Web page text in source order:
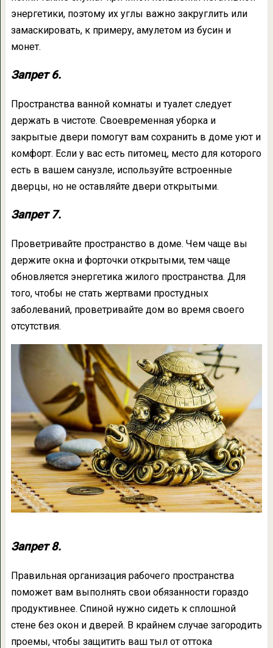
энергетики, поэтому их углы важно закруглить или
замаскировать, к примеру, амулетом из бусин и
монет.
Запрет 6.
Пространства ванной комнаты и туалет следует
держать в чистоте. Своевременная уборка и
закрытые двери помогут вам сохранить в доме уют и
комфорт. Если у вас есть питомец, место для которого
есть в вашем санузле, используйте встроенные
дверцы, но не оставляйте двери открытыми.
Запрет 7.
Проветривайте пространство в доме. Чем чаще вы
держите окна и форточки открытыми, тем чаще
обновляется энергетика жилого пространства. Для
того, чтобы не стать жертвами простудных
заболеваний, проветривайте дом во время своего
отсутствия.
Запрет 8.
Правильная организация рабочего пространства
поможет вам выполнять свои обязанности гораздо
продуктивнее. Спиной нужно сидеть к сплошной
стене без окон и дверей. В крайнем случае загородить
проемы, чтобы защитить ваш тыл от оттока